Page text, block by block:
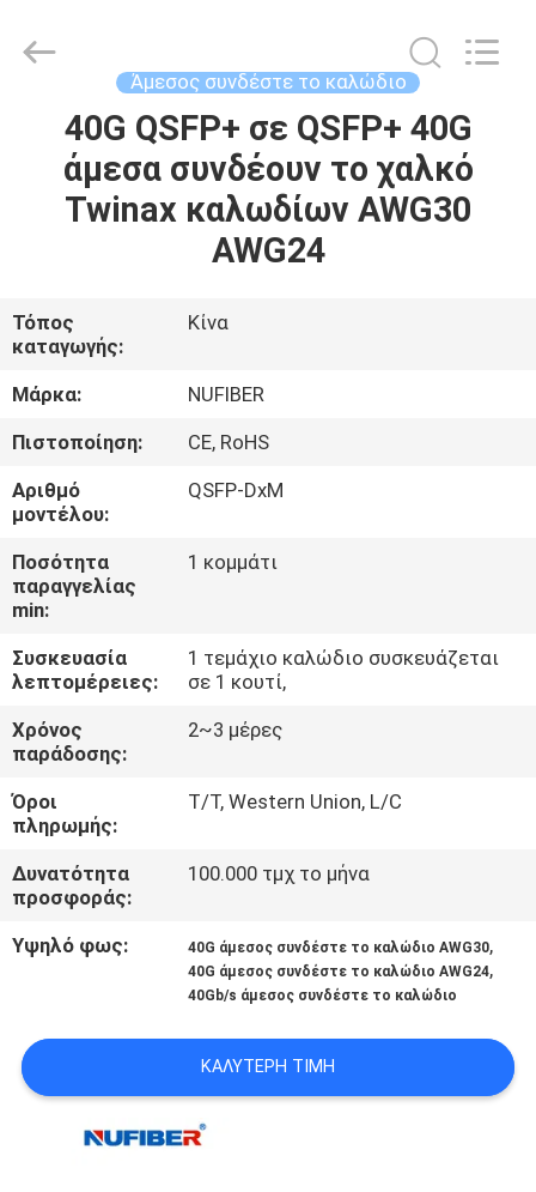
ΣΠΊΤΙ
ΠΡΟΪΌΝΤΑ
ΕΜΕΊΣ
ΓΎΡΟΣ
ΕΡΓΟΣΤΑΣΊΩΝ
ΠΟΙΟΤΙΚΌΣ
ΈΛΕΓΧΟΣ
ΕΛΆΤΕ
ΣΕ
ΕΠΑΦΉ
ΜΕ
ΕΙΔΉΣΕΙΣ
ΖΗΤΉΣΤΕ
ΑΠΌΣΠΑΣΜΑ
SITEMAP
Co.,Ltd.
Άμεσος συνδέστε το καλώδιο
40G QSFP+ σε QSFP+ 40G
άμεσα συνδέουν το χαλκό
Twinax καλωδίων AWG30
AWG24
Τόπος
καταγωγής:
Κίνα
Μάρκα:
NUFIBER
Πιστοποίηση:
CE, RoHS
Αριθμό
μοντέλου:
QSFP-DxM
Ποσότητα
παραγγελίας
min:
1 κομμάτι
Συσκευασία
λεπτομέρειες:
1 τεμάχιο καλώδιο συσκευάζεται
σε 1 κουτί,
Χρόνος
παράδοσης:
2~3 μέρες
Όροι
πληρωμής:
T/T, Western Union, L/C
Δυνατότητα
προσφοράς:
100.000 τμχ το μήνα
Υψηλό φως: 40G άμεσος συνδέστε το καλώδιο AWG30,
40G άμεσος συνδέστε το καλώδιο AWG24,
40Gb/s άμεσος συνδέστε το καλώδιο
ΚΑΛΎΤΕΡΗ ΤΙΜΉ